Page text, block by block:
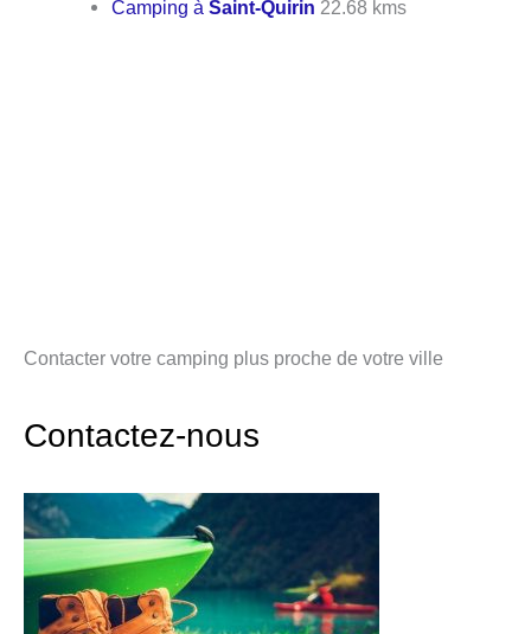
Camping àSaint-Quirin 22.68 kms
Contacter votre camping plus proche de votre ville
Contactez-nous